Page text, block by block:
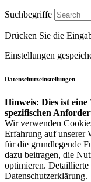
Suchbegriffe
Drücken Sie die
Einstellungen
Datenschutzeinstellungen
Hinweis: Dies ist
spezifischen
Wir verwenden
Erfahrung auf unserer
für die grundlegende
dazu beitragen, die
optimieren.
Datenschutzerklärung.